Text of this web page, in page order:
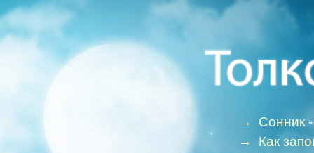
→ Сонник
→ Как